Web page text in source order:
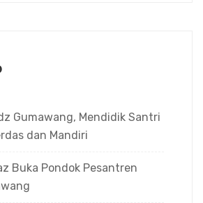
Gumawang, Mendidik Santri
dan Mandiri
Buka Pondok Pesantren